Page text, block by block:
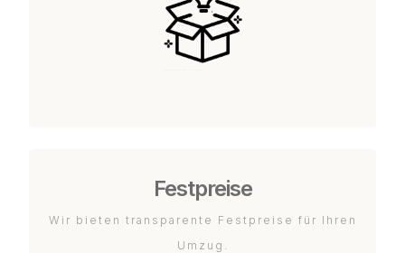
Festpreise
Wir bieten transparente Festpreise für Ihren
Umzug.